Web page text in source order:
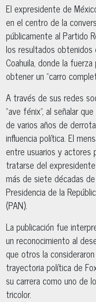
El expresidente de
en el centro de la
públicamente al Partido
los resultados obtenidos
Coahuila, donde la
obtener un “carro
A través de sus redes
“ave fénix”, al señalar
de varios años de
influencia política. El
entre usuarios y actores
tratarse del
más de siete décadas
Presidencia de la
(PAN).
La publicación fue
un reconocimiento al
que otros la
trayectoria política de
su carrera como uno de
tricolor.